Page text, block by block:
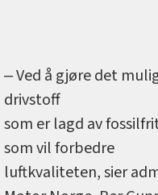
‒ Ved å gjøre det
drivstoff
som er lagd av
som vil forbedre
luftkvaliteten, sier